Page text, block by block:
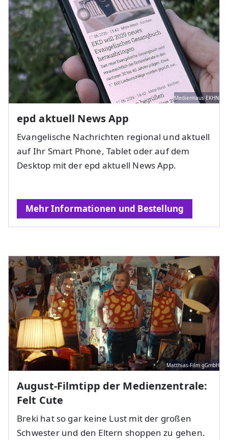
Medienhaus EKHN
epd aktuell News App
Evangelische Nachrichten regional und aktuell
auf Ihr Smart Phone, Tablet oder auf dem
Desktop mit der epd aktuell News App.
Mehr Informationen und Bestellung
Matthias-Film gGmbH
August-Filmtipp der Medienzentrale:
Felt Cute
Breki hat so gar keine Lust mit der großen
Schwester und den Eltern shoppen zu gehen.